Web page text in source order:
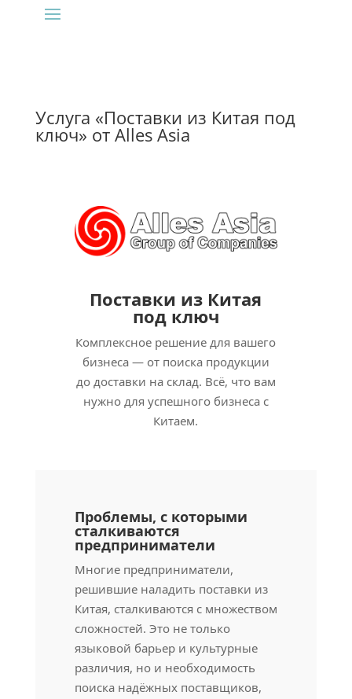
Услуга «Поставки из Китая под
ключ» от Alles Asia
Поставки из Китая
под ключ
Комплексное решение для вашего
бизнеса — от поиска продукции
до доставки на склад. Всё, что вам
нужно для успешного бизнеса с
Китаем.
Проблемы, с которыми
сталкиваются
предприниматели
Многие предприниматели,
решившие наладить поставки из
Китая, сталкиваются с множеством
сложностей. Это не только
языковой барьер и культурные
различия, но и необходимость
поиска надёжных поставщиков,